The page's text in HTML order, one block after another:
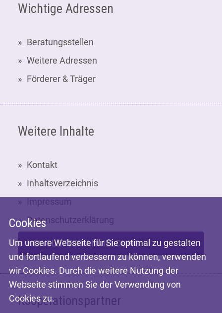
Wichtige Adressen
Beratungsstellen
Weitere Adressen
Förderer & Träger
Weitere Inhalte
Kontakt
Inhaltsverzeichnis
Impressum
Datenschutzerklärung
NEWSLETTER-ANMELDUNG
Kooperationspartner
Cookies
Um unsere Webseite für Sie optimal zu gestalten
und fortlaufend verbessern zu können, verwenden
wir Cookies. Durch die weitere Nutzung der
Webseite stimmen Sie der Verwendung von
Cookies zu.